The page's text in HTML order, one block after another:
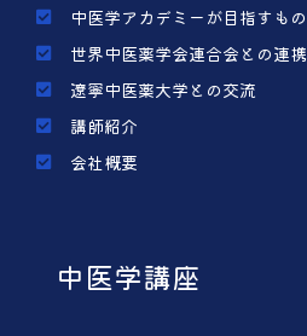
中医学アカデミーが目指すもの
世界中医薬学会連合会との連携
遼寧中医薬大学との交流
講師紹介
会社概要
中医学講座